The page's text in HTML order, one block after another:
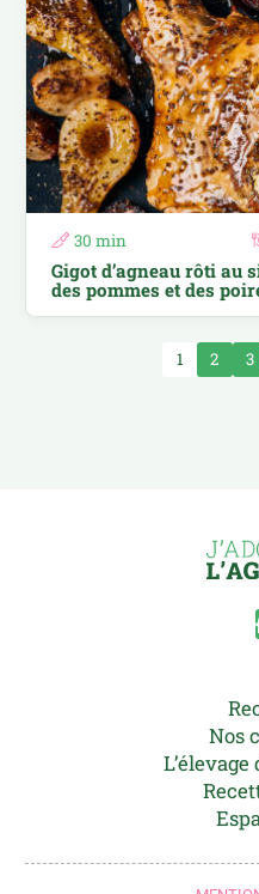
30 min
Gigot d’agneau rôti au
des pommes et des
1 2 3
Nos